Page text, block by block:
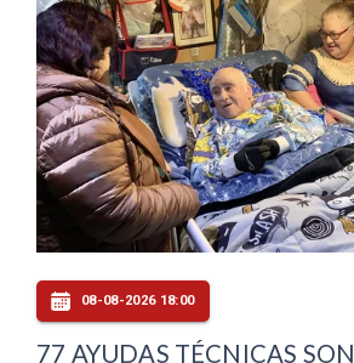
08-08-2026 18:00
77 AYUDAS TÉCNICAS SON